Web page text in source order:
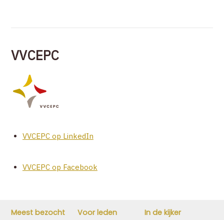
VVCEPC
VVCEPC op LinkedIn
VVCEPC op Facebook
Meest bezocht Voor leden In de kijker